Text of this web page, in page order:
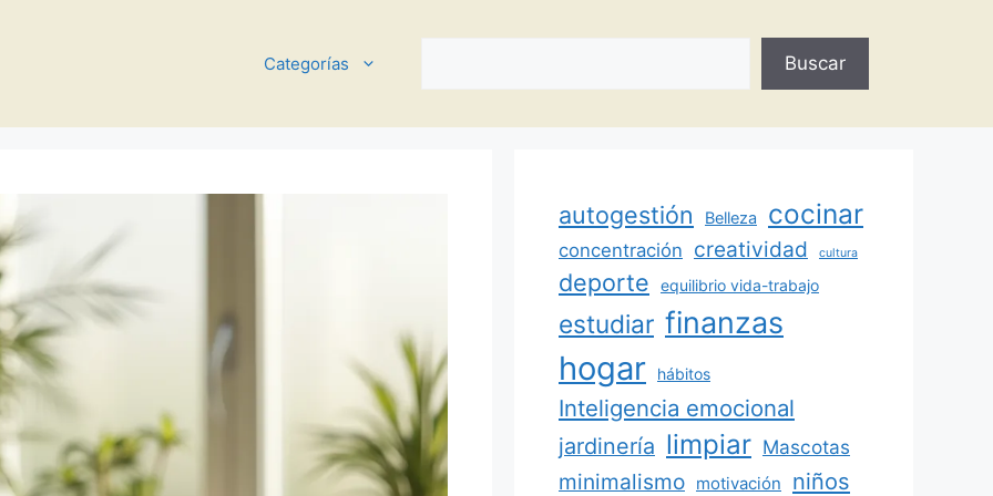
Categorías Buscar
autogestión Belleza cocinar
concentración creatividad cultura
deporte equilibrio vida-trabajo
estudiar finanzas
hogar hábitos
Inteligencia emocional
jardinería limpiar Mascotas
minimalismo motivación niños